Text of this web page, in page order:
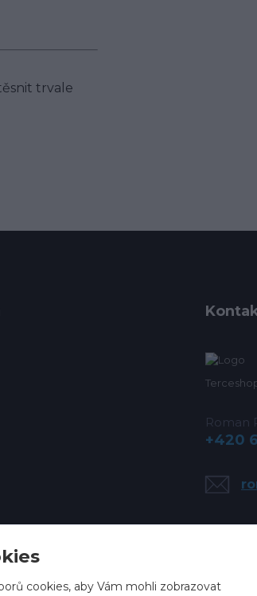
trvale
Roman
+420
cookies, aby Vám mohli zobrazovat